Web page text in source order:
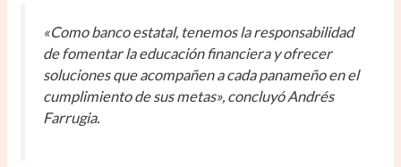
«Como banco estatal, tenemos la responsabilidad
de fomentar la educación financiera y ofrecer
soluciones que acompañen a cada panameño en el
cumplimiento de sus metas», concluyó Andrés
Farrugia.